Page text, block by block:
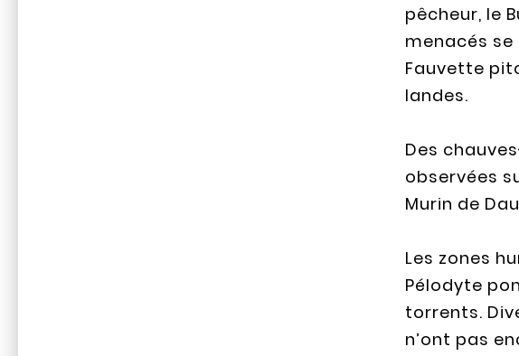
pêcheur, le
menacés se
Fauvette
landes.
Des
observées
Murin de
Les zones
Pélodyte
torrents.
n’ont pas